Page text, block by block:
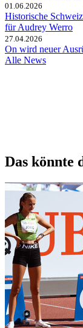
01.06.2026
Historische
für Audrey Werro
27.04.2026
On wird neuer
Alle News
Das könnte